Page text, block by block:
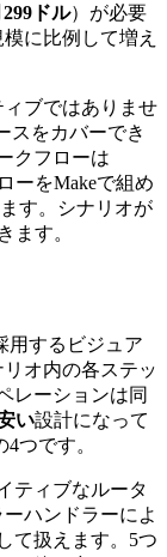
299ドル）が必要
に比例して増え
ブではありませ
スをカバーでき
クフローは
ーをMakeで組め
す。シナリオが
ます。
用するビジュア
オ内の各ステッ
レーションは同
い設計になって
つです。
ティブなルータ
ハンドラーによ
て扱えます。5つ